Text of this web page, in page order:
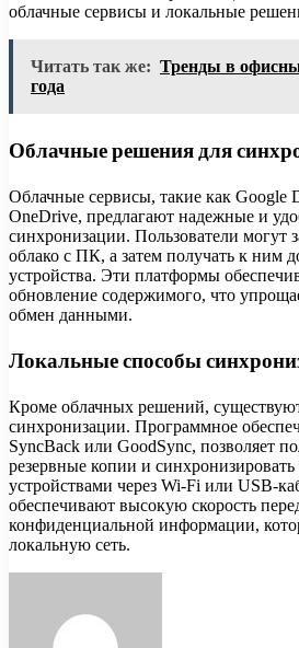
облачные сервисы и локальные
Читать так же: Тренды в
года
Облачные решения для
Облачные сервисы, такие как Google
OneDrive, предлагают надежные и
синхронизации. Пользователи могут
облако с ПК, а затем получать к ним
устройства. Эти платформы
обновление содержимого, что
обмен данными.
Локальные способы
Кроме облачных решений,
синхронизации. Программное
SyncBack или GoodSync, позволяет
резервные копии и
устройствами через Wi-Fi или USB-
обеспечивают высокую скорость
конфиденциальной информации,
локальную сеть.